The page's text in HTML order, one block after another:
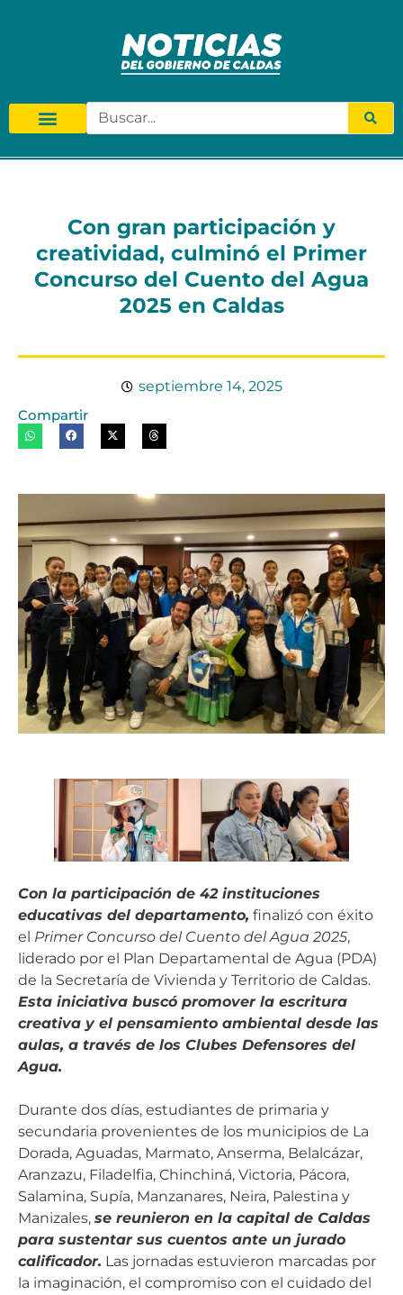
Con gran participación y
creatividad, culminó el Primer
Concurso del Cuento del Agua
2025 en Caldas
septiembre 14, 2025
Compartir
Con la participación de 42 instituciones
educativas del departamento, finalizó con éxito
el Primer Concurso del Cuento del Agua 2025,
liderado por el Plan Departamental de Agua (PDA)
de la Secretaría de Vivienda y Territorio de Caldas.
Esta iniciativa buscó promover la escritura
creativa y el pensamiento ambiental desde las
aulas, a través de los Clubes Defensores del
Agua.
Durante dos días, estudiantes de primaria y
secundaria provenientes de los municipios de La
Dorada, Aguadas, Marmato, Anserma, Belalcázar,
Aranzazu, Filadelfia, Chinchiná, Victoria, Pácora,
Salamina, Supía, Manzanares, Neira, Palestina y
Manizales, se reunieron en la capital de Caldas
para sustentar sus cuentos ante un jurado
calificador. Las jornadas estuvieron marcadas por
la imaginación, el compromiso con el cuidado del